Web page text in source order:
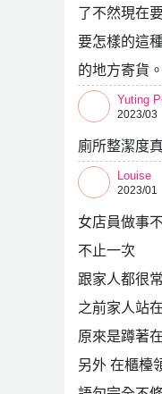
了不然現在
要怎樣的這
的地方寄貨。
Yuting
2023/03
廁所整潔度
Louise
2023/01
女店員做事
不止一次
跟家人都很
之前家人站
原來是蹲著
另外 在櫃檯